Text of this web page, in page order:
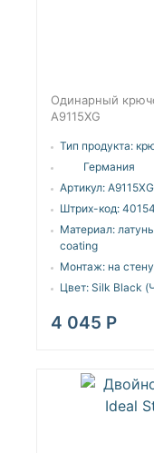
Одинарный
A9115XG
Тип продукта:
Германия
Артикул: A9115XG
Штрих-код:
Материал:
coating
Монтаж: на стену
Цвет: Silk Black
4 045 Р